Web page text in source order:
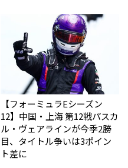
【フォーミュラEシーズン
12】中国・上海 第12戦パスカ
ル・ヴェアラインが今季2勝
目、タイトル争いは3ポイン
ト差に